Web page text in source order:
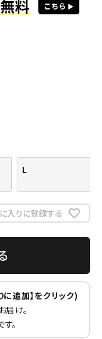
L
入りに登録する
追加】をクリック)
け。
。